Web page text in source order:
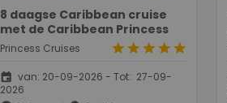
8 daagse Caribbean cruise
met de Caribbean Princess
Princess Cruises starstarstarstarstar
event van: 20-09-2026 - Tot: 27-09-
2026